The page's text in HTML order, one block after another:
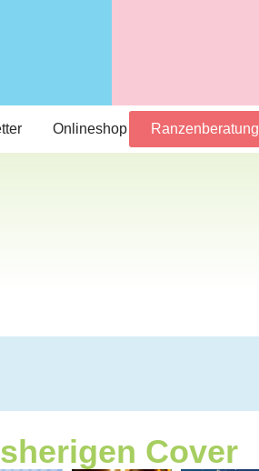
Onlineshop Ranzenberatung
Cover